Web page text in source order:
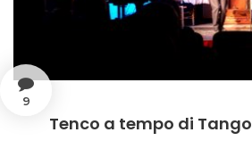
9
Tenco a tempo di Tango